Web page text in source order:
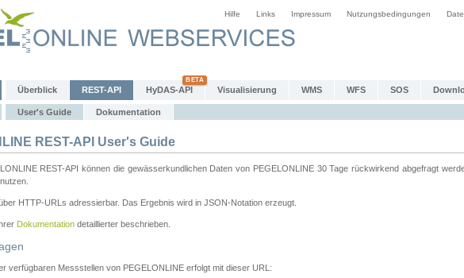
Hilfe Links Impressum Nutzungsbedingungen
Überblick REST-API HyDAS-API Visualisierung WMS WFS SOS
User's Guide Dokumentation
REST-API User's Guide
REST-API können die gewässerkundlichen Daten von PEGELONLINE 30 Tage rückwirkend abgefragt
HTTP-URLs adressierbar. Das Ergebnis wird in JSON-Notation erzeugt.
Dokumentation detaillierter beschrieben.
verfügbaren Messstellen von PEGELONLINE erfolgt mit dieser URL: